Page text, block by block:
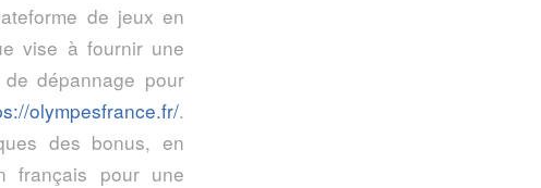
de jeux en
vise à fournir une
dépannage pour
olympesfrance.fr/.
des bonus, en
français pour une